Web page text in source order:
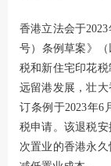
香港立法会于
号）条例草案》
税和新住宅印花
远留港发展，壮
订条例于2023年6
税申请。该退税
次置业的香港永